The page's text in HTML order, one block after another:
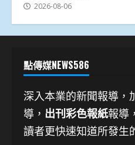
2026-08-06
點傳媒NEWS586
深入本業的新聞報導，
導， 出刊彩色報紙報導
讀者更快速知道所發生